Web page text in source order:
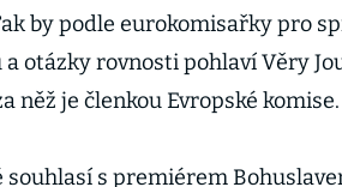
by podle eurokomisařky pro
otázky rovnosti pohlaví Věry
něž je členkou Evropské komise.
souhlasí s premiérem